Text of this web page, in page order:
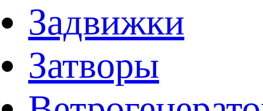
Задвижки
Затворы